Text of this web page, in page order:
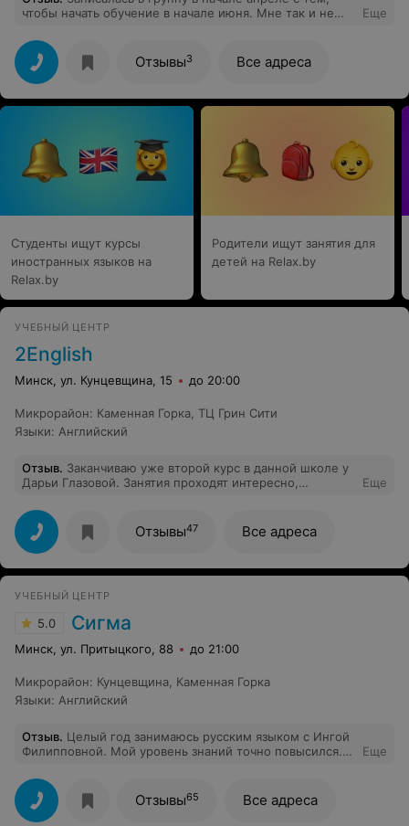
чтобы начать обучение в начале июня. Мне так и не
белорусски.
Еще
Отзывы3 Все адреса
Студенты ищут курсы
иностранных языков на
Relax.by
Родители ищут занятия для
детей на Relax.by
УЧЕБНЫЙ ЦЕНТР
2English
Минск, ул. Кунцевщина, 15 до 20:00
Микрорайон: Каменная Горка, ТЦ Грин Сити
Языки: Английский
Отзыв. Заканчиваю уже второй курс в данной школе у
Дарьи Глазовой. Занятия проходят интересно,
желания пропустить занятие, как в университете или
школе)) Рекомендую.
Еще
Отзывы47 Все адреса
УЧЕБНЫЙ ЦЕНТР
5.0 Сигма
Минск, ул. Притыцкого, 88 до 21:00
Микрорайон: Кунцевщина, Каменная Горка
Языки: Английский
Отзыв. Целый год занимаюсь русским языком с Ингой
Филипповной. Мой уровень знаний точно повысился.
вопросы ответят, все доступно и понятно. Инга
Филипповна лучшая в своём деле! Рекомендую)
Еще
Отзывы65 Все адреса